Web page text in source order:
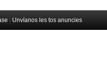
Unvíanos les tos anuncies